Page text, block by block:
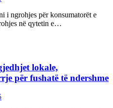
i ngrohjes për konsumatorët e
në qytetin e…
lokale,
për fushatë të ndershme